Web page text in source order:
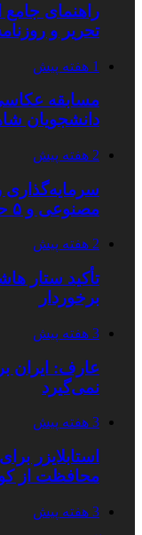
راهنمای جامع
تحریر و
1 هفته پیش
مسابقه
دانشجویان
2 هفته پیش
مصنوعی و ۵ حوزه راهبردی کشور
2 هفته پیش
تأکید ستار
برخوردار
3 هفته پیش
عارف: ایران
نمی‌گیرد
3 هفته پیش
استابلایزر
محافظت از
3 هفته پیش